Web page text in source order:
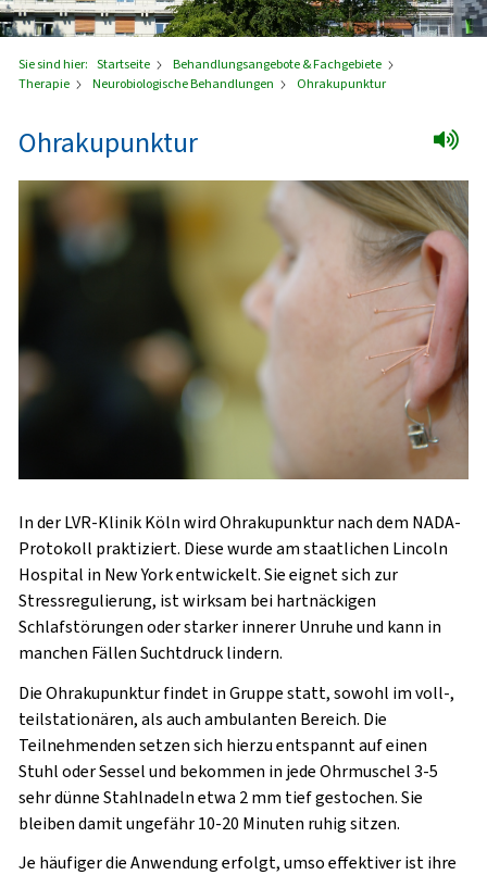
Sie sind hier: Startseite
Behandlungsangebote & Fachgebiete
Therapie
Neurobiologische Behandlungen Ohrakupunktur
Ohrakupunktur
In der LVR-Klinik Köln wird Ohrakupunktur nach dem NADA-
Protokoll praktiziert. Diese wurde am staatlichen Lincoln
Hospital in New York entwickelt. Sie eignet sich zur
Stressregulierung, ist wirksam bei hartnäckigen
Schlafstörungen oder starker innerer Unruhe und kann in
manchen Fällen Suchtdruck lindern.
Die Ohrakupunktur findet in Gruppe statt, sowohl im voll-,
teilstationären, als auch ambulanten Bereich. Die
Teilnehmenden setzen sich hierzu entspannt auf einen
Stuhl oder Sessel und bekommen in jede Ohrmuschel 3-5
sehr dünne Stahlnadeln etwa 2 mm tief gestochen. Sie
bleiben damit ungefähr 10-20 Minuten ruhig sitzen.
Je häufiger die Anwendung erfolgt, umso effektiver ist ihre